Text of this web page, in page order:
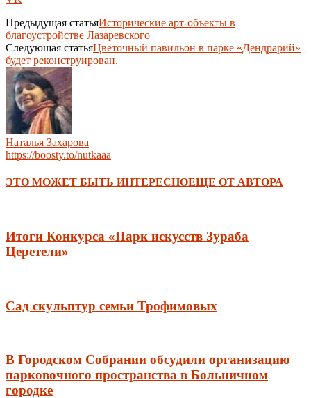
Предыдущая статьяИсторические арт-объекты в
благоустройстве Лазаревского
Следующая статьяЦветочный павильон в парке «Дендрарий»
будет реконструирован.
Наталья Захарова
https://boosty.to/nutkaaa
ЭТО МОЖЕТ БЫТЬ ИНТЕРЕСНОЕЩЕ ОТ АВТОРА
Итоги Конкурса «Парк искусств Зураба
Церетели»
Сад скульптур семьи Трофимовых
В Городском Собрании обсудили организацию
парковочного пространства в Больничном
городке